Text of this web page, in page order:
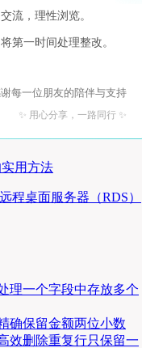
流，理性浏览。
第一时间处理整改。
每一位朋友的陪伴与支持
✨ 用心分享，一路同行 ✨
用方法
程桌面服务器（RDS）
理一个字段中存放多个
确保留金额两位小数
效删除重复行只保留一